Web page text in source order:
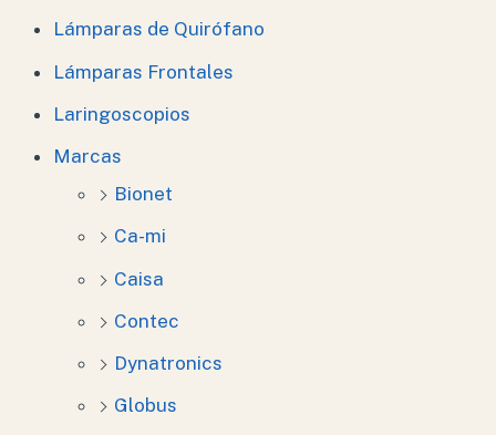
Lámparas de Quirófano
Lámparas Frontales
Laringoscopios
Marcas
Bionet
Ca-mi
Caisa
Contec
Dynatronics
Globus